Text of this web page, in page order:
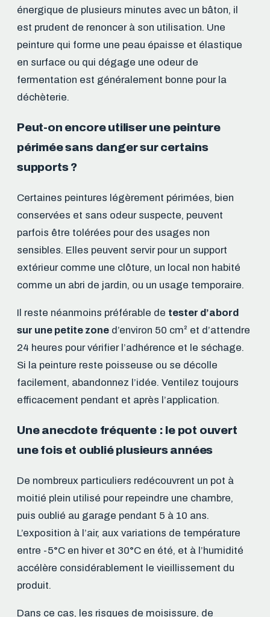
énergique de plusieurs minutes avec un bâton, il
est prudent de renoncer à son utilisation. Une
peinture qui forme une peau épaisse et élastique
en surface ou qui dégage une odeur de
fermentation est généralement bonne pour la
déchèterie.
Peut-on encore utiliser une peinture
périmée sans danger sur certains
supports ?
Certaines peintures légèrement périmées, bien
conservées et sans odeur suspecte, peuvent
parfois être tolérées pour des usages non
sensibles. Elles peuvent servir pour un support
extérieur comme une clôture, un local non habité
comme un abri de jardin, ou un usage temporaire.
Il reste néanmoins préférable de tester d’abord
sur une petite zone d’environ 50 cm² et d’attendre
24 heures pour vérifier l’adhérence et le séchage.
Si la peinture reste poisseuse ou se décolle
facilement, abandonnez l’idée. Ventilez toujours
efficacement pendant et après l’application.
Une anecdote fréquente : le pot ouvert
une fois et oublié plusieurs années
De nombreux particuliers redécouvrent un pot à
moitié plein utilisé pour repeindre une chambre,
puis oublié au garage pendant 5 à 10 ans.
L’exposition à l’air, aux variations de température
entre -5°C en hiver et 30°C en été, et à l’humidité
accélère considérablement le vieillissement du
produit.
Dans ce cas, les risques de moisissure, de